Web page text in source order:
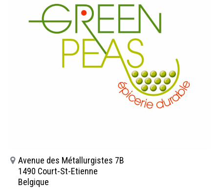
Avenue des Métallurgistes 7B
1490 Court-St-Etienne
Belgique